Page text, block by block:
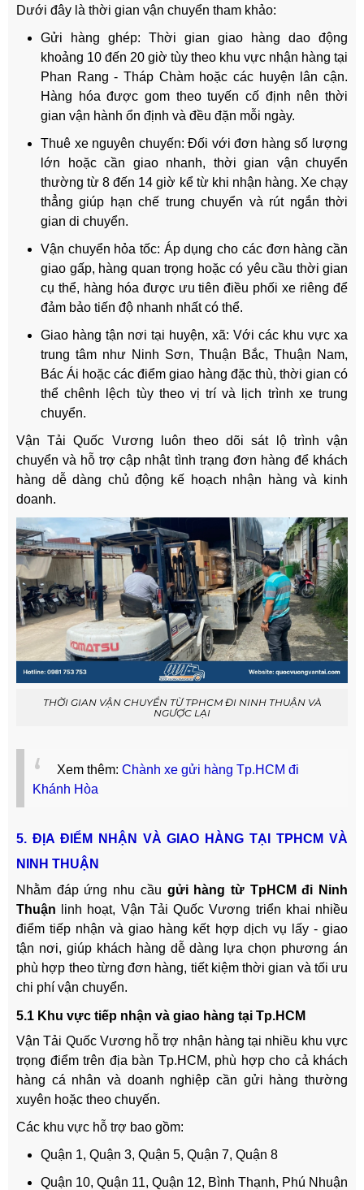
Dưới đây là thời gian vận chuyển tham khảo:
Gửi hàng ghép: Thời gian giao hàng dao động
khoảng 10 đến 20 giờ tùy theo khu vực nhận hàng tại
Phan Rang - Tháp Chàm hoặc các huyện lân cận.
Hàng hóa được gom theo tuyến cố định nên thời
gian vận hành ổn định và đều đặn mỗi ngày.
Thuê xe nguyên chuyến: Đối với đơn hàng số lượng
lớn hoặc cần giao nhanh, thời gian vận chuyển
thường từ 8 đến 14 giờ kể từ khi nhận hàng. Xe chạy
thẳng giúp hạn chế trung chuyển và rút ngắn thời
gian di chuyển.
Vận chuyển hỏa tốc: Áp dụng cho các đơn hàng cần
giao gấp, hàng quan trọng hoặc có yêu cầu thời gian
cụ thể, hàng hóa được ưu tiên điều phối xe riêng để
đảm bảo tiến độ nhanh nhất có thể.
Giao hàng tận nơi tại huyện, xã: Với các khu vực xa
trung tâm như Ninh Sơn, Thuận Bắc, Thuận Nam,
Bác Ái hoặc các điểm giao hàng đặc thù, thời gian có
thể chênh lệch tùy theo vị trí và lịch trình xe trung
chuyển.
Vận Tải Quốc Vương luôn theo dõi sát lộ trình vận
chuyển và hỗ trợ cập nhật tình trạng đơn hàng để khách
hàng dễ dàng chủ động kế hoạch nhận hàng và kinh
doanh.
THỜI GIAN VẬN CHUYỂN TỪ TPHCM ĐI NINH THUẬN VÀ
NGƯỢC LẠI
Xem thêm: Chành xe gửi hàng Tp.HCM đi
Khánh Hòa
5. ĐỊA ĐIỂM NHẬN VÀ GIAO HÀNG TẠI TPHCM VÀ
NINH THUẬN
Nhằm đáp ứng nhu cầu gửi hàng từ TpHCM đi Ninh
Thuận linh hoạt, Vận Tải Quốc Vương triển khai nhiều
điểm tiếp nhận và giao hàng kết hợp dịch vụ lấy - giao
tận nơi, giúp khách hàng dễ dàng lựa chọn phương án
phù hợp theo từng đơn hàng, tiết kiệm thời gian và tối ưu
chi phí vận chuyển.
5.1 Khu vực tiếp nhận và giao hàng tại Tp.HCM
Vận Tải Quốc Vương hỗ trợ nhận hàng tại nhiều khu vực
trọng điểm trên địa bàn Tp.HCM, phù hợp cho cả khách
hàng cá nhân và doanh nghiệp cần gửi hàng thường
xuyên hoặc theo chuyến.
Các khu vực hỗ trợ bao gồm:
Quận 1, Quận 3, Quận 5, Quận 7, Quận 8
Quận 10, Quận 11, Quận 12, Bình Thạnh, Phú Nhuận